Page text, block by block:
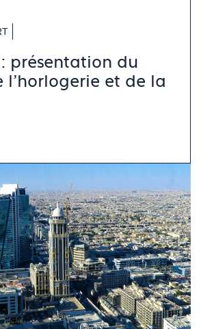
: présentation du
l'horlogerie et de la